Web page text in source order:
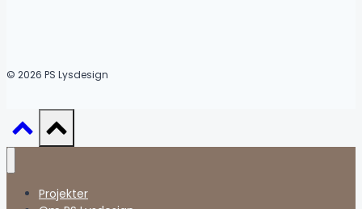
© 2026 PS Lysdesign
Projekter